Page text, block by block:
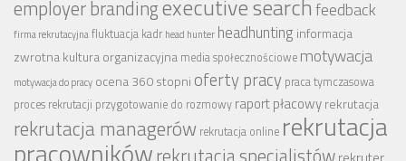
employer brandingexecutive searchfeedback
firma rekrutacyjnafluktuacja kadr head hunter headhunting informacja
zwrotnakultura organizacyjna media społecznościowe motywacja
motywacja do pracy ocena 360 stopni oferty pracy praca tymczasowa
proces rekrutacji przygotowanie do rozmowy raport płacowyrekrutacja
rekrutacja managerów rekrutacja online rekrutacja
pracowników